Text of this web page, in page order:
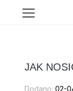
JAK
Dodano: 02-